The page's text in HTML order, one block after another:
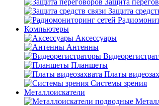
Защита
Защита
Компьютеры
Аксессуары
Антенны
Планшеты
Платы
Системы зрения
Металлоискатели